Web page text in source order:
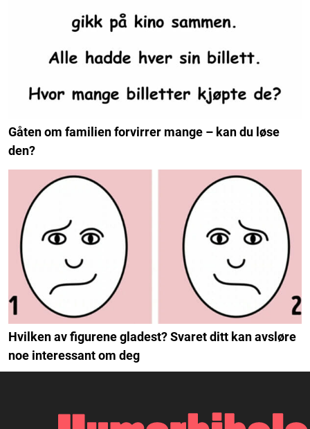
Gåten om familien forvirrer mange – kan du løse
den?
Hvilken av figurene gladest? Svaret ditt kan avsløre
noe interessant om deg